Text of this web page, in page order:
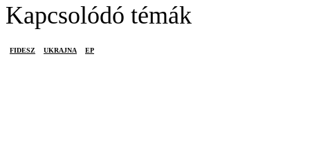
Kapcsolódó témák
FIDESZ UKRAJNA EP